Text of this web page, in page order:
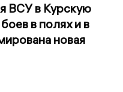
ВСУ в Курскую
в полях и в
новая